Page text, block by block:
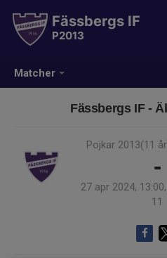
Matcher
Fässbergs IF
P2013
Fässbergs IF -
Pojkar 2013(11
-
27 apr 2024,
11